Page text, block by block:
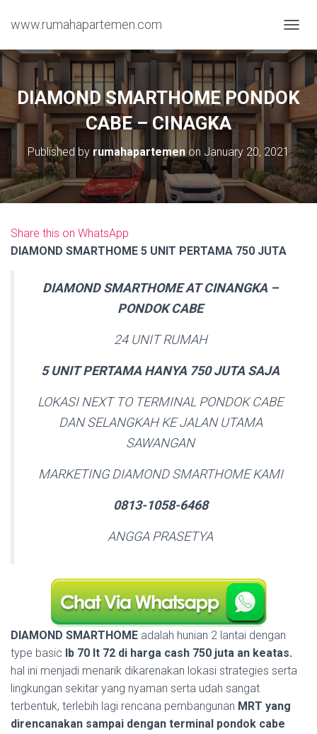
www.rumahapartemen.com
O
G
L
E
N
V
I
G
A
T
DIAMOND SMARTHOME PONDOK
CABE – CINAGKA
Published by rumahapartemenon January 20, 2021
Share this on WhatsApp
DIAMOND SMARTHOME 5 UNIT PERTAMA 750 JUTA
DIAMOND SMARTHOME AT CINANGKA –
PONDOK CABE
24 UNIT RUMAH
5 UNIT PERTAMA HANYA 750 JUTA SAJA
LOKASI NEXT TO TERMINAL PONDOK CABE
DAN SELANGKAH KE JALAN UTAMA
SAWANGAN
MARKETING DIAMOND SMARTHOME KAMI
0813-1058-6468
ANGGA PRASETYA
DIAMOND SMARTHOME adalah hunian 2 lantai dengan
type basic lb 70 lt 72 di harga cash 750 juta an keatas.
hal ini menjadi menarik dikarenakan lokasi strategies serta
lingkungan sekitar yang nyaman serta udah sangat
terbentuk, terlebih lagi rencana pembangunan MRT yang
direncanakan sampai dengan terminal pondok cabe